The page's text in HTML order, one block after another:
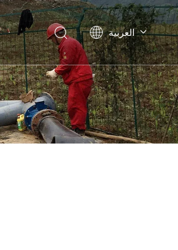
العربية
English
Pусский
Español